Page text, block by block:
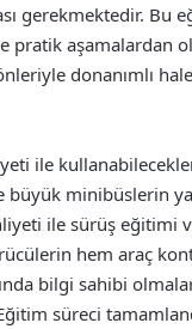
gerekmektedir. Bu
pratik aşamalardan
donanımlı
ile
minibüslerin
ile sürüş eğitimi
hem araç
bilgi sahibi
süreci